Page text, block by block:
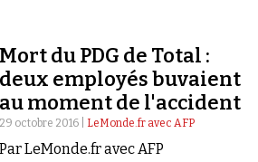
à Vera
Mort du PDG de Total :
deux employés buvaient
au moment de l'accident
29 octobre 2016 | LeMonde.fr avec AFP
Par LeMonde.fr avec AFP